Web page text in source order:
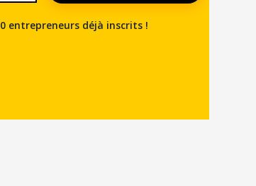
entrepreneurs déjà inscrits !